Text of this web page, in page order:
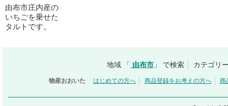
由布市庄内産の
いちごを乗せた
タルトです。
地域 「 由布市 」 で検索 カテゴリ
物産おおいた はじめての方へ 商品登録をお考えの方へ 商